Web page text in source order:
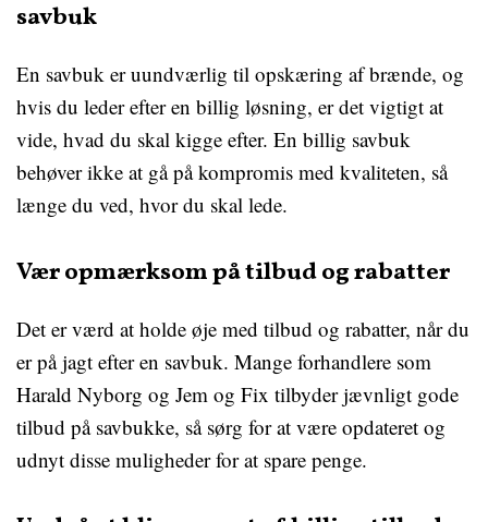
savbuk
En savbuk er uundværlig til opskæring af brænde, og
hvis du leder efter en billig løsning, er det vigtigt at
vide, hvad du skal kigge efter. En billig savbuk
behøver ikke at gå på kompromis med kvaliteten, så
længe du ved, hvor du skal lede.
Vær opmærksom på tilbud og rabatter
Det er værd at holde øje med tilbud og rabatter, når du
er på jagt efter en savbuk. Mange forhandlere som
Harald Nyborg og Jem og Fix tilbyder jævnligt gode
tilbud på savbukke, så sørg for at være opdateret og
udnyt disse muligheder for at spare penge.